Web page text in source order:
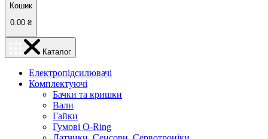
Кошик
0.00 ₴
Каталог
Електропідсилювачі
Комплектуючі
Бачки та кришки
Вали
Гайки
Гумові O-Ring